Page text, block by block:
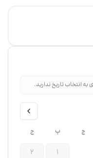
انتخاب تاریخ ندارید.
چ پ ج
۱
۲